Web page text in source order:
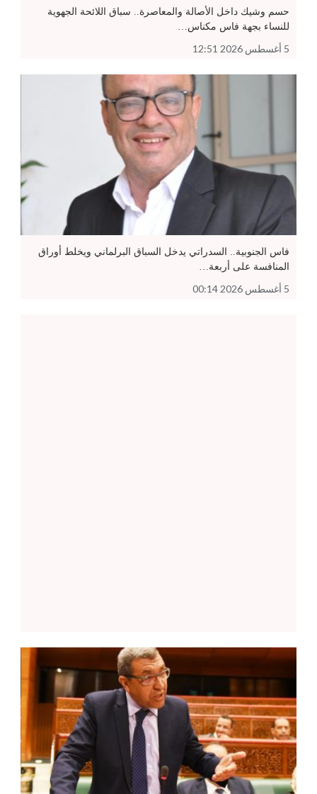
حسم وشيك داخل الأصالة والمعاصرة.. سباق اللائحة الجهوية
للنساء بجهة فاس مكناس…
5 أغسطس 2026 12:51
فاس الجنوبية.. السدراتي يدخل السباق البرلماني ويخلط أوراق
المنافسة على أربعة…
5 أغسطس 2026 00:14